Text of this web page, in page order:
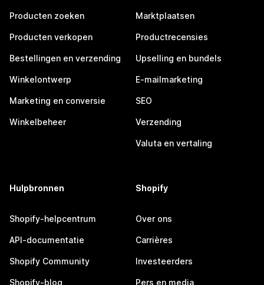
Producten zoeken
Producten verkopen
Bestellingen en verzending
Winkelontwerp
Marketing en conversie
Winkelbeheer
Marktplaatsen
Productrecensies
Upselling en bundels
E-mailmarketing
SEO
Verzending
Valuta en vertaling
Hulpbronnen
Shopify-helpcentrum
API-documentatie
Shopify Community
Shopify-blog
Shopify
Over ons
Carrières
Investeerders
Pers en media